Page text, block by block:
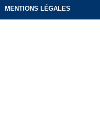
MENTIONS LÉGALES